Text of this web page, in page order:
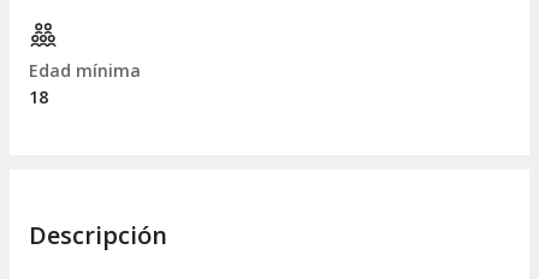
Edad mínima
18
Descripción